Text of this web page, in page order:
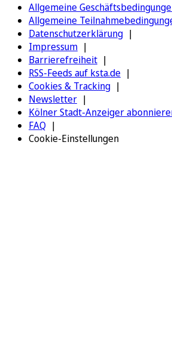
Allgemeine
Allgemeine
Datenschutzerklärung
Impressum
Barrierefreiheit
RSS-Feeds auf ksta.de
Cookies & Tracking
Newsletter
Kölner Stadt-Anzeiger
FAQ
Cookie-Einstellungen